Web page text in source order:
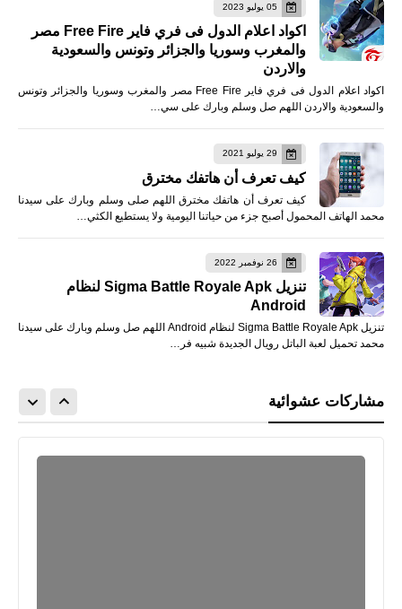
05 يوليو 2023
اكواد اعلام الدول فى فري فاير Free Fire مصر
والمغرب وسوريا والجزائر وتونس والسعودية
والاردن
اكواد اعلام الدول فى فري فاير Free Fire مصر والمغرب وسوريا والجزائر وتونس
والسعودية والاردن اللهم صل وسلم وبارك على سي…
29 يوليو 2021
كيف تعرف أن هاتفك مخترق
كيف تعرف أن هاتفك مخترق اللهم صلى وسلم وبارك على سيدنا
محمد الهاتف المحمول أصبح جزء من حياتنا اليومية ولا يستطيع الكثي…
26 نوفمبر 2022
تنزيل Sigma Battle Royale Apk لنظام
Android
تنزيل Sigma Battle Royale Apk لنظام Android اللهم صل وسلم وبارك على سيدنا
محمد تحميل لعبة الباتل رويال الجديدة شبيه فر…
مشاركات عشوائية